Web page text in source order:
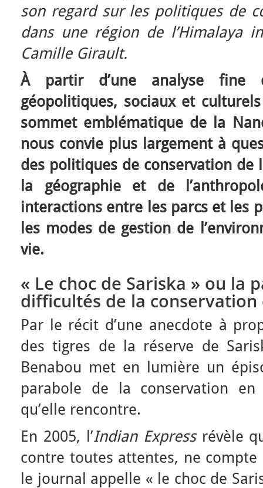
son regard sur les politiques de
dans une région de l’Himalaya
Camille Girault.
À partir d’une analyse fine
géopolitiques, sociaux et
sommet emblématique de la
nous convie plus largement à
des politiques de conservation de
la géographie et de
interactions entre les parcs et les
les modes de gestion de
vie.
« Le choc de Sariska » ou la
difficultés de la
Par le récit d’une anecdote à
des tigres de la réserve de
Benabou met en lumière un
parabole de la conservation
qu’elle rencontre.
En 2005, l’Indian Express révèle
contre toutes attentes, ne
le journal appelle « le choc de